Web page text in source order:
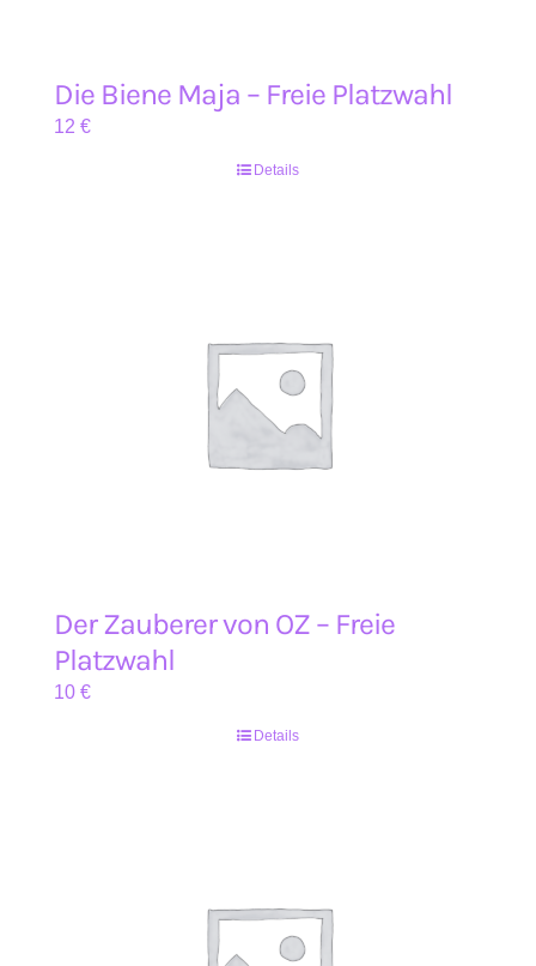
Die Biene Maja – Freie Platzwahl
12 €
Details
Der Zauberer von OZ – Freie
Platzwahl
10 €
Details